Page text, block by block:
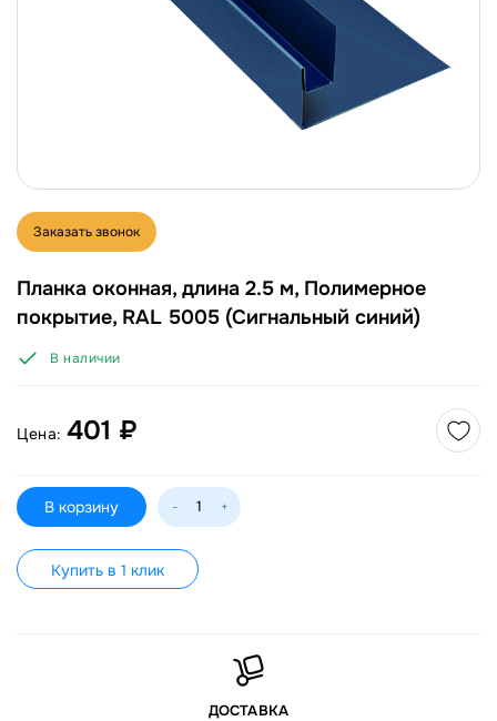
Заказать звонок
Планка оконная, длина 2.5 м, Полимерное
покрытие, RAL 5005 (Сигнальный синий)
В наличии
Цена: 401 ₽
В корзину - +
Купить в 1 клик
ДОСТАВКА